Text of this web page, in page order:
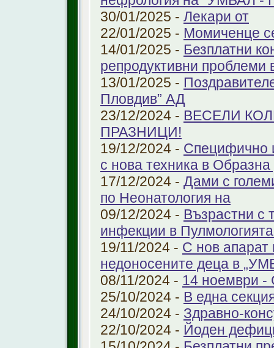
30/01/2025 - Лекари от
22/01/2025 - Момиченце
14/01/2025 - Безплатни
репродуктивни
13/01/2025 -
Пловдив” АД
23/12/2024 - ВЕСЕЛИ
ПРАЗНИЦИ!
19/12/2024 - Специфично
с нова техника в Образна
17/12/2024 - Дами с
по Неонатология на
09/12/2024 - Възрастни с
инфекции в
19/11/2024 - С нов
недоносените деца в
08/11/2024 - 14 ноември -
25/10/2024 - В една
24/10/2024 - Здравно-
22/10/2024 - Йоден